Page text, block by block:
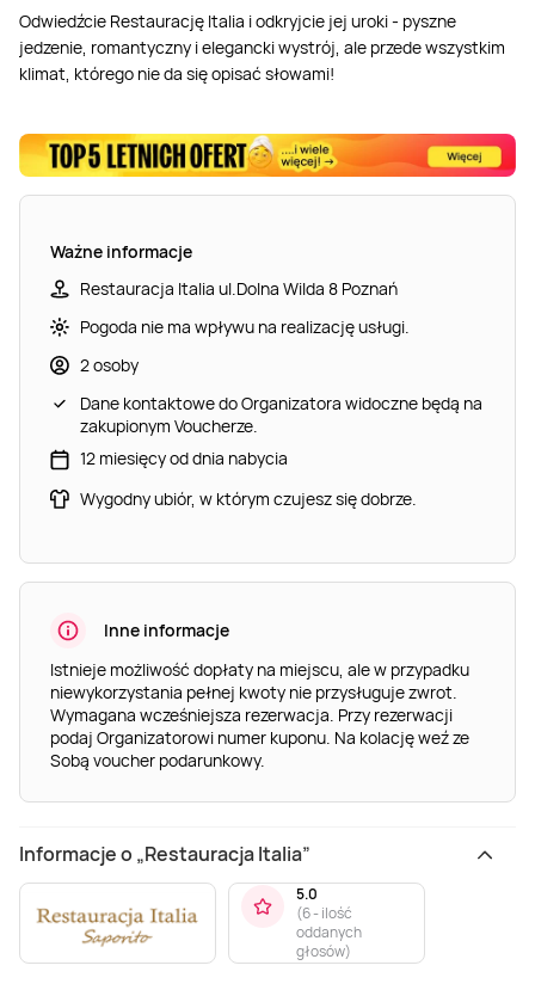
Odwiedźcie Restaurację Italia i odkryjcie jej uroki - pyszne
jedzenie, romantyczny i elegancki wystrój, ale przede wszystkim
klimat, którego nie da się opisać słowami!
Ważne informacje
Restauracja Italia ul.Dolna Wilda 8 Poznań
Pogoda nie ma wpływu na realizację usługi.
2 osoby
Dane kontaktowe do Organizatora widoczne będą na
zakupionym Voucherze.
12 miesięcy od dnia nabycia
Wygodny ubiór, w którym czujesz się dobrze.
Inne informacje
Istnieje możliwość dopłaty na miejscu, ale w przypadku
niewykorzystania pełnej kwoty nie przysługuje zwrot.
Wymagana wcześniejsza rezerwacja. Przy rezerwacji
podaj Organizatorowi numer kuponu. Na kolację weź ze
Sobą voucher podarunkowy.
Informacje o „Restauracja Italia”
5.0
(6 - ilość
oddanych
głosów)